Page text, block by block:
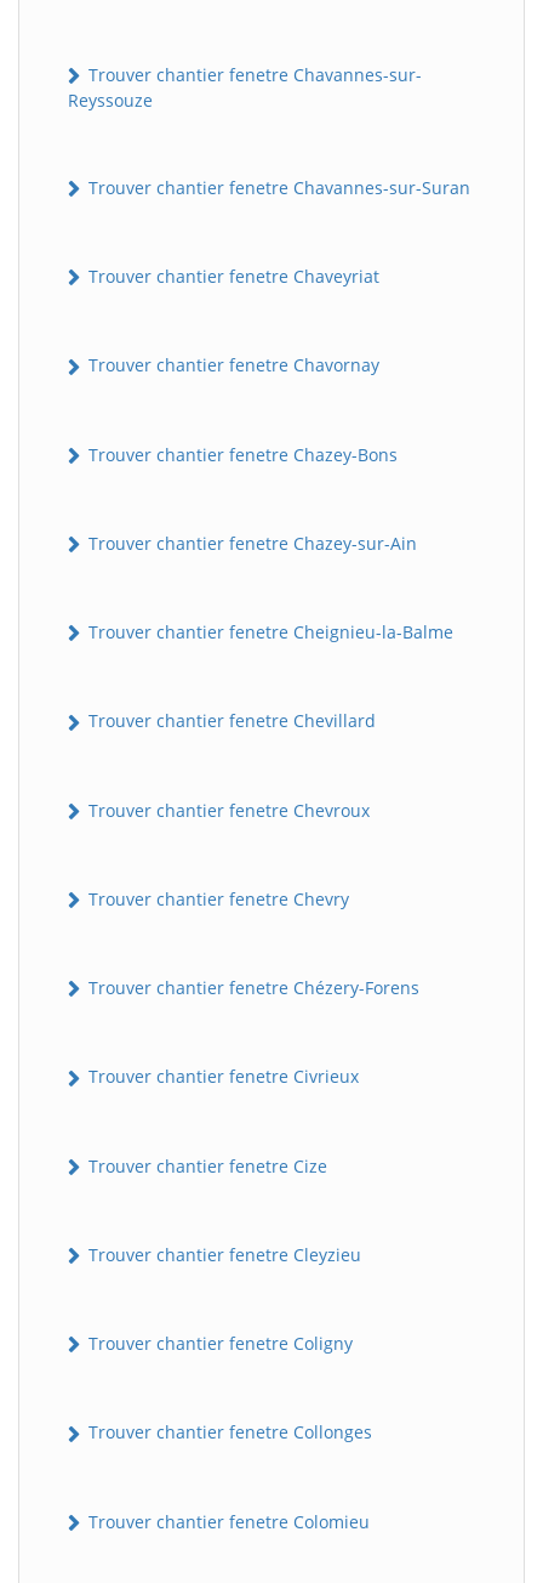
Trouver chantier fenetre Chavannes-sur-
Reyssouze
Trouver chantier fenetre Chavannes-sur-Suran
Trouver chantier fenetre Chaveyriat
Trouver chantier fenetre Chavornay
Trouver chantier fenetre Chazey-Bons
Trouver chantier fenetre Chazey-sur-Ain
Trouver chantier fenetre Cheignieu-la-Balme
Trouver chantier fenetre Chevillard
Trouver chantier fenetre Chevroux
Trouver chantier fenetre Chevry
Trouver chantier fenetre Chézery-Forens
Trouver chantier fenetre Civrieux
Trouver chantier fenetre Cize
Trouver chantier fenetre Cleyzieu
Trouver chantier fenetre Coligny
Trouver chantier fenetre Collonges
Trouver chantier fenetre Colomieu
B Assistant en ligne